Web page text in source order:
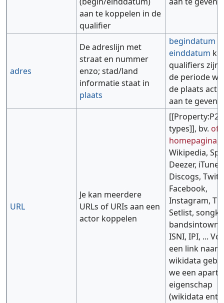
aan te koppelen in de
qualifier
adres
De adreslijn met
straat en nummer
enzo; stad/land
informatie staat in
plaats
begindatum
einddatum
qualifiers zijn
de periode
de plaats
aan te geven
URL
Je kan meerdere
URLs of URIs aan een
actor koppelen
types]], bv.
homepagina
Wikipedia,
Deezer,
Discogs,
Facebook,
Instagram,
Setlist,
bandsintown,
ISNI, IPI, ...
een link naar
wikidata
we een aparte
eigenschap
(wikidata